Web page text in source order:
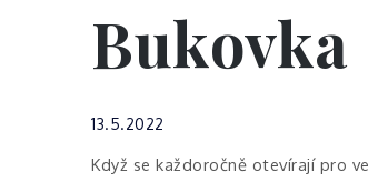
Bukovka
13.5.2022
Když se každoročně otevírají pro